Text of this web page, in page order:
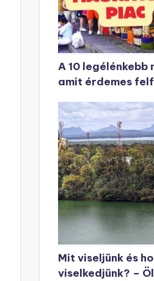
A 10 legélénkebb
amit érdemes
Mit viseljünk és
viselkedjünk? –